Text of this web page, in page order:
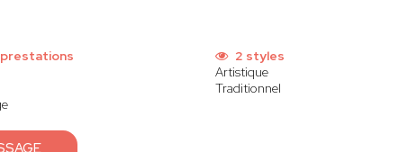
2 styles
Artistique
Traditionnel